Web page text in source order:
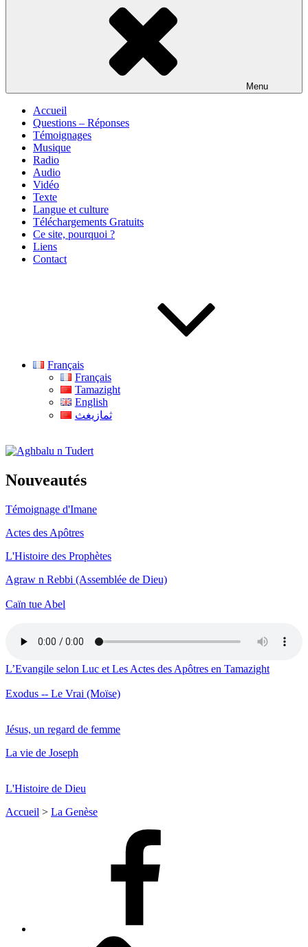
Menu
Accueil
Questions – Réponses
Témoignages
Musique
Radio
Audio
Vidéo
Texte
Langue et culture
Téléchargements Gratuits
Ce site, pourquoi ?
Liens
Contact
Français
Français
Tamazight
English
ثمازيغث
Aghbalu n Tudert
Nouveautés
Témoignage d'Imane
Actes des Apôtres
L'Histoire des Prophètes
Agraw n Rebbi (Assemblée de Dieu)
Caïn tue Abel
L’Evangile selon Luc et Les Actes des Apôtres en Tamazight
Exodus -- Le Vrai (Moïse)
Jésus, un regard de femme
La vie de Joseph
L'Histoire de Dieu
Accueil > La Genèse